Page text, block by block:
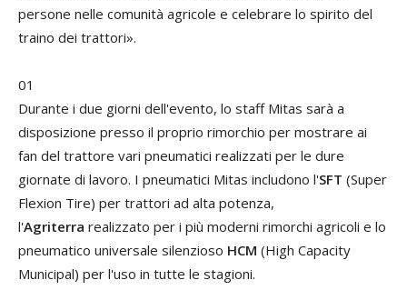
persone nelle comunità agricole e celebrare lo spirito del
traino dei trattori».
01
Durante i due giorni dell'evento, lo staff Mitas sarà a
disposizione presso il proprio rimorchio per mostrare ai
fan del trattore vari pneumatici realizzati per le dure
giornate di lavoro. I pneumatici Mitas includono l'SFT (Super
Flexion Tire) per trattori ad alta potenza,
l'Agriterra realizzato per i più moderni rimorchi agricoli e lo
pneumatico universale silenzioso HCM (High Capacity
Municipal) per l'uso in tutte le stagioni.